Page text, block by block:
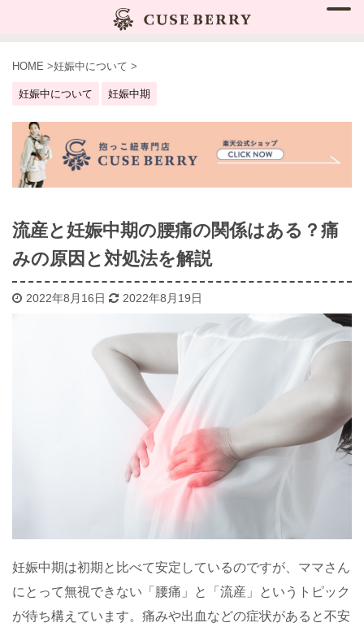
HOME >妊娠中について >
妊娠中について 妊娠中期
流産と妊娠中期の腰痛の関係はある？痛
みの原因と対処法を解説
2022年8月16日 2022年8月19日
妊娠中期は初期と比べて安定しているのですが、ママさん
にとって無視できない「腰痛」と「流産」というトピック
が待ち構えています。痛みや出血などの症状があると不安